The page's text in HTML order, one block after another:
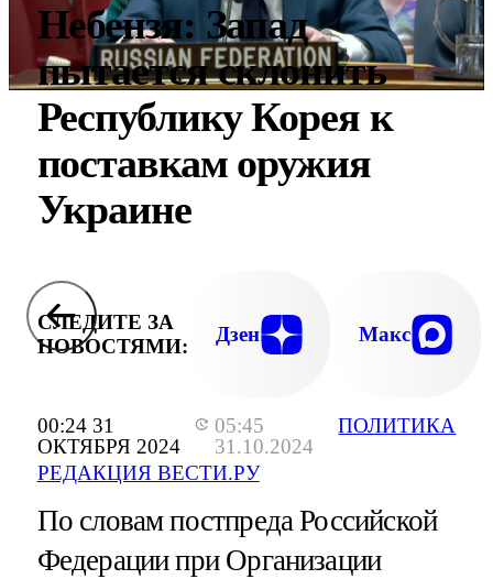
00:24 31
ОКТЯБРЯ 2024
05:45
31.10.2024
РЕДАКЦИЯ ВЕСТИ.РУ
ПОЛИТИКА
Небензя: Запад
пытается склонить
Республику Корея к
поставкам оружия
Украине
СЛЕДИТЕ ЗА
НОВОСТЯМИ:
Дзен Макс
По словам постпреда Российской
Федерации при Организации